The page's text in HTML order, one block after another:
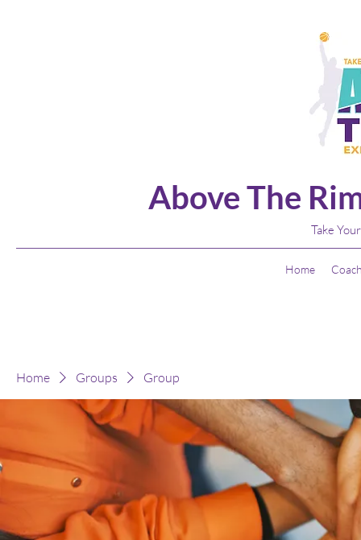
Above The
Take
Home
Home Groups Group